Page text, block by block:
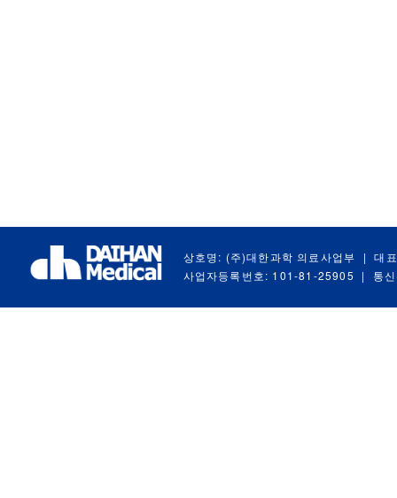
상호명: (주)대한과학 의료사업부 |
대
사업자등록번호: 101-81-25905
| 통